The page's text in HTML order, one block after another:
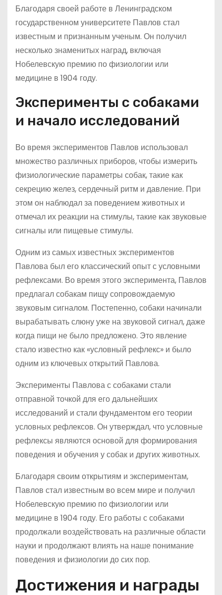
Благодаря своей работе в Ленинградском
государственном университете Павлов стал
известным и признанным ученым. Он получил
несколько знаменитых наград, включая
Нобелевскую премию по физиологии или
медицине в 1904 году.
Эксперименты с собаками
и начало исследований
Во время экспериментов Павлов использовал
множество различных приборов, чтобы измерить
физиологические параметры собак, такие как
секрецию желез, сердечный ритм и давление. При
этом он наблюдал за поведением животных и
отмечал их реакции на стимулы, такие как звуковые
сигналы или пищевые стимулы.
Одним из самых известных экспериментов
Павлова был его классический опыт с условными
рефлексами. Во время этого эксперимента, Павлов
предлагал собакам пищу сопровождаемую
звуковым сигналом. Постепенно, собаки начинали
вырабатывать слюну уже на звуковой сигнал, даже
когда пищи не было предложено. Это явление
стало известно как «условный рефлекс» и было
одним из ключевых открытий Павлова.
Эксперименты Павлова с собаками стали
отправной точкой для его дальнейших
исследований и стали фундаментом его теории
условных рефлексов. Он утверждал, что условные
рефлексы являются основой для формирования
поведения и обучения у собак и других животных.
Благодаря своим открытиям и экспериментам,
Павлов стал известным во всем мире и получил
Нобелевскую премию по физиологии или
медицине в 1904 году. Его работы с собаками
продолжали воздействовать на различные области
науки и продолжают влиять на наше понимание
поведения и физиологии до сих пор.
Достижения и награды